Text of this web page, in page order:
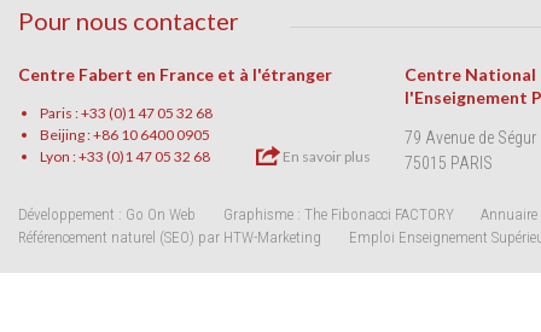
Pour nous contacter
Centre Fabert en France et à l'étranger
Paris : +33 (0)1 47 05 32 68
Beijing : +86 10 6400 0905
Lyon : +33 (0)1 47 05 32 68
En savoir plus
Centre National
l'Enseignement
79 Avenue de Ségur
75015 PARIS
Développement : Go On Web Graphisme : The Fibonacci FACTORY
Annuaire
Référencement naturel (SEO) par HTW-Marketing
Emploi Enseignement